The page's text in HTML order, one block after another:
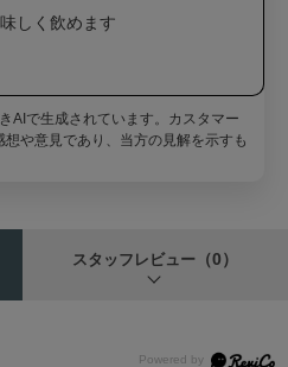
しく飲めます
AIで生成されています。カスタマー
や意見であり、当方の見解を示すも
スタッフレビュー （0）